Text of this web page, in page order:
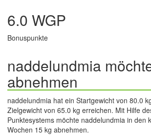
6.0 WGP
Bonuspunkte
naddelundmia
abnehmen
naddelundmia hat ein Startgewicht von 80.0
Zielgewicht von 65.0 kg erreichen. Mit Hilfe
Punktesystems möchte naddelundmia in den
Wochen 15 kg abnehmen.